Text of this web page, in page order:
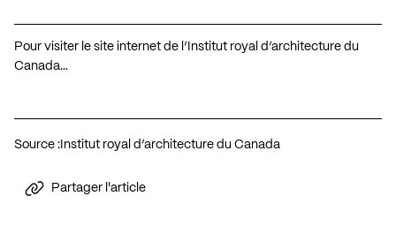
Pour visiter le site internet de l’Institut royal d’architecture du
Canada…
Source : Institut royal d’architecture du Canada
Partager l'article